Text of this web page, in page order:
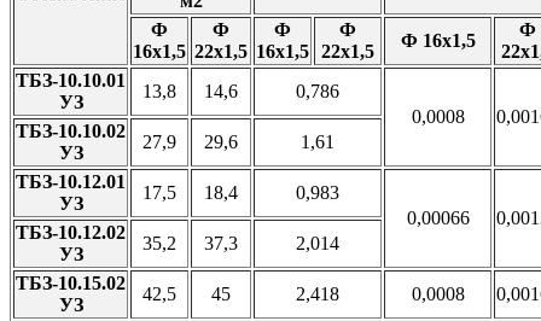
Ф
16х1,5
Ф
22х1,5
Ф
16х1,5
Ф
22х1,5
Ф 16х1,5
Ф
ТБЗ-10.10.01
УЗ
13,8 14,6
0,786
0,0008
ТБЗ-10.10.02
УЗ
27,9 29,6
1,61
ТБЗ-10.12.01
УЗ
17,5 18,4
0,983
0,00066
ТБЗ-10.12.02
УЗ
35,2 37,3
2,014
ТБЗ-10.15.02
УЗ
42,5 45 2,418 0,0008